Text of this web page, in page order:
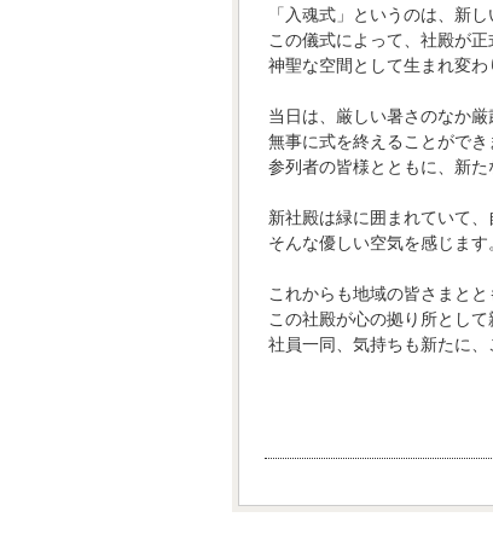
「入魂式」というのは、新
この儀式によって、社殿が
神聖な空間として生まれ変わ
当日は、厳しい暑さのなか
無事に式を終えることができ
参列者の皆様とともに、新た
新社殿は緑に囲まれていて
そんな優しい空気を感じます
これからも地域の皆さまとと
この社殿が心の拠り所とし
社員一同、気持ちも新たに、